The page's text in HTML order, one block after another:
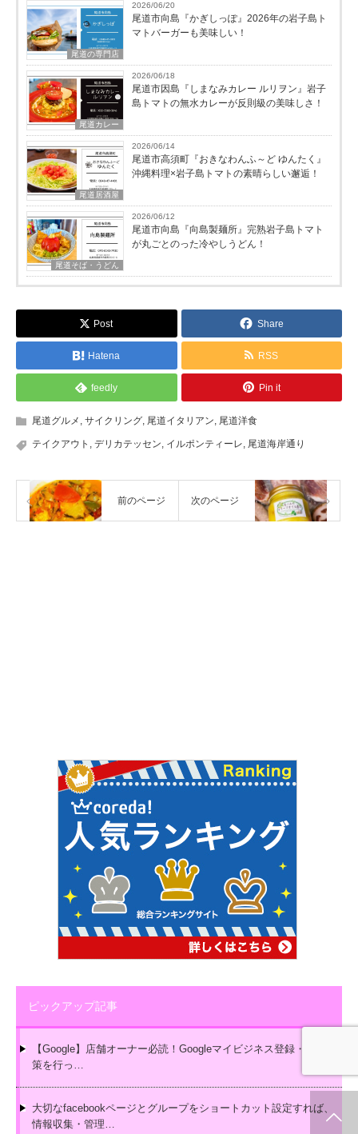
尾道の専門店
2026/06/20
尾道市向島『かぎしっぽ』2026年の岩子島ト
マトバーガーも美味しい！
尾道カレー
2026/06/18
尾道市因島『しまなみカレー ルリヲン』岩子
島トマトの無水カレーが反則級の美味しさ！
尾道居酒屋
2026/06/14
尾道市高須町『おきなわんふ～ど ゆんたく』
沖縄料理×岩子島トマトの素晴らしい邂逅！
尾道そば・うどん
2026/06/12
尾道市向島『向島製麺所』完熟岩子島トマト
が丸ごとのった冷やしうどん！
Post Share
Hatena RSS
feedly Pin it
尾道グルメ サイクリング 尾道イタリアン 尾道洋食
テイクアウト デリカテッセン イルポンティーレ 尾道海岸通り
前のページ 次のページ
ピックアップ記事
【Google】店舗オーナー必読！Googleマイビジネス登録・MEO対
策を行っ…
大切なfacebookページとグループをショートカット設定すれば、
情報収集・管理…
ホーム お問合せ